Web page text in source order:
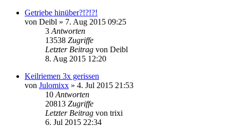
Getriebe hinüber?!?!?!
von Deibl » 7. Aug 2015 09:25
3 Antworten
13538 Zugriffe
Letzter Beitrag von Deibl
8. Aug 2015 12:20
Keilriemen 3x gerissen
von Julomixx » 4. Jul 2015 21:53
10 Antworten
20813 Zugriffe
Letzter Beitrag von trixi
6. Jul 2015 22:34